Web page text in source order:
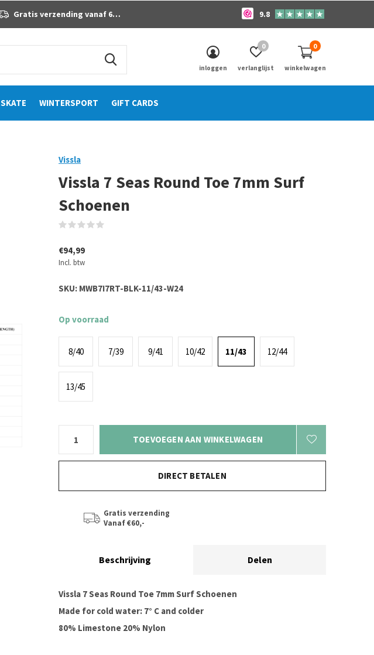
SKATE WINTERSPORT GIFT CARDS
inloggen verlanglijst
0
winkelwagen
0
Gratis verzending vanaf 60 euro 9.8
Vissla
Vissla 7 Seas Round Toe 7mm Surf
Schoenen
€94,99
Incl. btw
SKU: MWB7I7RT-BLK-11/43-W24
Op voorraad
8/40 7/39 9/41 10/42 11/43 12/44
13/45
TOEVOEGEN AAN WINKELWAGEN
DIRECT BETALEN
Gratis verzending
Vanaf €60,-
Beschrijving Delen
Vissla 7 Seas Round Toe 7mm Surf Schoenen
Made for cold water: 7° C and colder
80% Limestone 20% Nylon